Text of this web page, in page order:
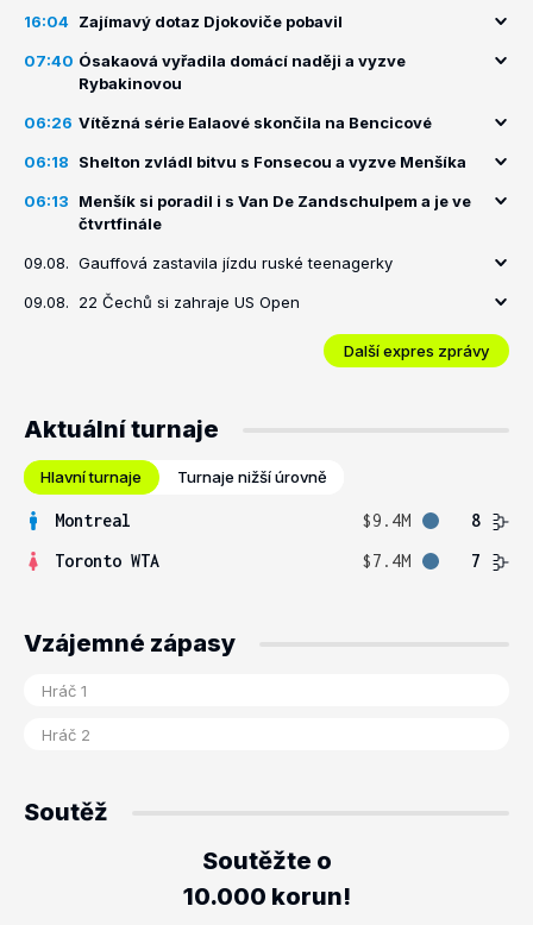
16:04 Zajímavý dotaz Djokoviče pobavil
07:40 Ósakaová vyřadila domácí naději a vyzve
Rybakinovou
06:26 Vítězná série Ealaové skončila na Bencicové
06:18 Shelton zvládl bitvu s Fonsecou a vyzve Menšíka
06:13
Menšík si poradil i s Van De Zandschulpem a je ve
čtvrtfinále
09.08. Gauffová zastavila jízdu ruské teenagerky
09.08. 22 Čechů si zahraje US Open
Další expres zprávy
Aktuální turnaje
Hlavní turnaje Turnaje nižší úrovně
Montreal $9.4M
8
Toronto WTA
$7.4M 7
Vzájemné zápasy
Soutěž
Soutěžte o
10.000 korun!